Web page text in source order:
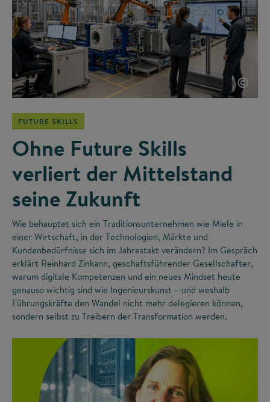
©
FUTURE SKILLS
Ohne Future Skills
verliert der Mittelstand
seine Zukunft
Wie behauptet sich ein Traditionsunternehmen wie Miele in
einer Wirtschaft, in der Technologien, Märkte und
Kundenbedürfnisse sich im Jahrestakt verändern? Im Gespräch
erklärt Reinhard Zinkann, geschaftsführender Gesellschafter,
warum digitale Kompetenzen und ein neues Mindset heute
genauso wichtig sind wie Ingenieurskunst – und weshalb
Führungskräfte den Wandel nicht mehr delegieren können,
sondern selbst zu Treibern der Transformation werden.